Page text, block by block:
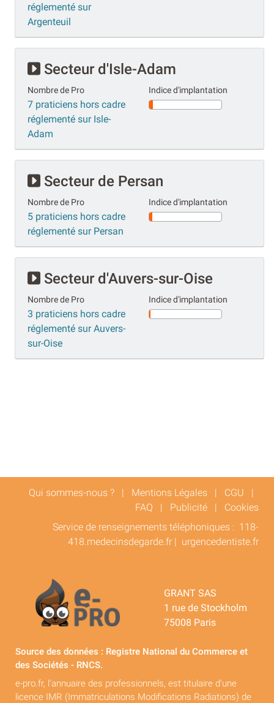
réglementé sur
Argenteuil
Secteur d'Isle-Adam
Nombre de Pro
7 praticiens hors cadre
réglementé sur Isle-
Adam
Indice d'implantation
Secteur de Persan
Nombre de Pro
5 praticiens hors cadre
réglementé sur Persan
Indice d'implantation
Secteur d'Auvers-sur-Oise
Nombre de Pro
3 praticiens hors cadre
réglementé sur Auvers-
sur-Oise
Indice d'implantation
Qui sommes-nous ? | Mentions Légales | CGU |
FAQ | Publicité | Cookies
Service de renseignements téléphoniques : 118-
418.medecinsdegarde.fr | urgencedentiste.fr
GRANT SAS
1 rue de Stockholm
75008 Paris
Source des données : Registre National du Commerce et
des Sociétés - RNCS.
e-pro.fr, l'annuaire des professionnels, est titulaire d'une
licence IMR (Immatriculations Modifications Radiations) de